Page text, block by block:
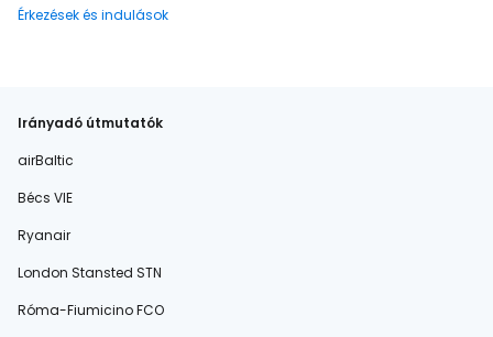
Érkezések és indulások
Irányadó útmutatók
airBaltic
Bécs VIE
Ryanair
London Stansted STN
Róma-Fiumicino FCO